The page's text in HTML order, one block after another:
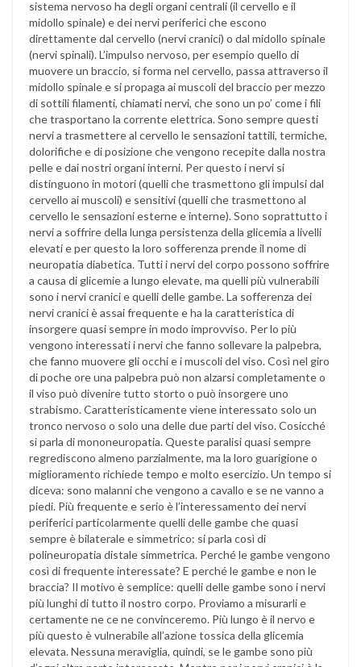
sistema nervoso ha degli organi centrali (il cervello e il
midollo spinale) e dei nervi periferici che escono
direttamente dal cervello (nervi cranici) o dal midollo spinale
(nervi spinali). L’impulso nervoso, per esempio quello di
muovere un braccio, si forma nel cervello, passa attraverso il
midollo spinale e si propaga ai muscoli del braccio per mezzo
di sottili filamenti, chiamati nervi, che sono un po’ come i fili
che trasportano la corrente elettrica. Sono sempre questi
nervi a trasmettere al cervello le sensazioni tattili, termiche,
dolorifiche e di posizione che vengono recepite dalla nostra
pelle e dai nostri organi interni. Per questo i nervi si
distinguono in motori (quelli che trasmettono gli impulsi dal
cervello ai muscoli) e sensitivi (quelli che trasmettono al
cervello le sensazioni esterne e interne). Sono soprattutto i
nervi a soffrire della lunga persistenza della glicemia a livelli
elevati e per questo la loro sofferenza prende il nome di
neuropatia diabetica. Tutti i nervi del corpo possono soffrire
a causa di glicemie a lungo elevate, ma quelli più vulnerabili
sono i nervi cranici e quelli delle gambe. La sofferenza dei
nervi cranici è assai frequente e ha la caratteristica di
insorgere quasi sempre in modo improvviso. Per lo più
vengono interessati i nervi che fanno sollevare la palpebra,
che fanno muovere gli occhi e i muscoli del viso. Così nel giro
di poche ore una palpebra può non alzarsi completamente o
il viso può divenire tutto storto o può insorgere uno
strabismo. Caratteristicamente viene interessato solo un
tronco nervoso o solo una delle due parti del viso. Cosicché
si parla di mononeuropatia. Queste paralisi quasi sempre
regrediscono almeno parzialmente, ma la loro guarigione o
miglioramento richiede tempo e molto esercizio. Un tempo si
diceva: sono malanni che vengono a cavallo e se ne vanno a
piedi. Più frequente e serio è l’interessamento dei nervi
periferici particolarmente quelli delle gambe che quasi
sempre è bilaterale e simmetrico: si parla così di
polineuropatia distale simmetrica. Perché le gambe vengono
così di frequente interessate? E perché le gambe e non le
braccia? Il motivo è semplice: quelli delle gambe sono i nervi
più lunghi di tutto il nostro corpo. Proviamo a misurarli e
certamente ne ce ne convinceremo. Più lungo è il nervo e
più questo è vulnerabile all’azione tossica della glicemia
elevata. Nessuna meraviglia, quindi, se le gambe sono più